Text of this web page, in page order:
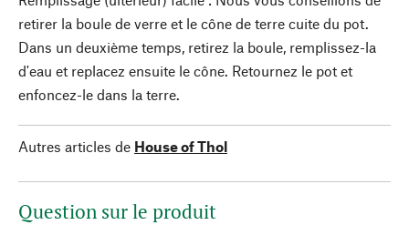
retirer la boule de verre et le cône de terre cuite du pot.
Dans un deuxième temps, retirez la boule, remplissez-la
d'eau et replacez ensuite le cône. Retournez le pot et
enfoncez-le dans la terre.
Autres articles de House of Thol
Question sur le produit